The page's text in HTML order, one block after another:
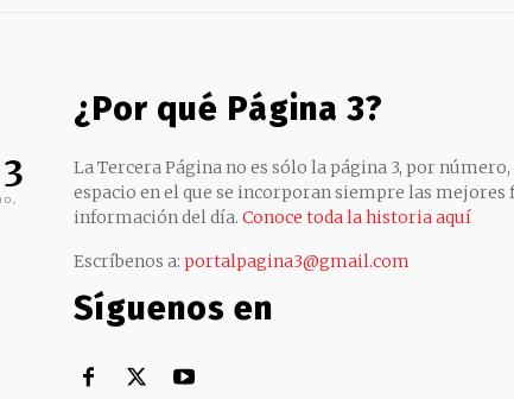
¿Por qué Página 3?
La Tercera Página no es sólo la página 3, por
espacio en el que se incorporan siempre las
información del día. Conoce toda la historia aquí
Escríbenos a: portalpagina3@gmail.com
Síguenos en